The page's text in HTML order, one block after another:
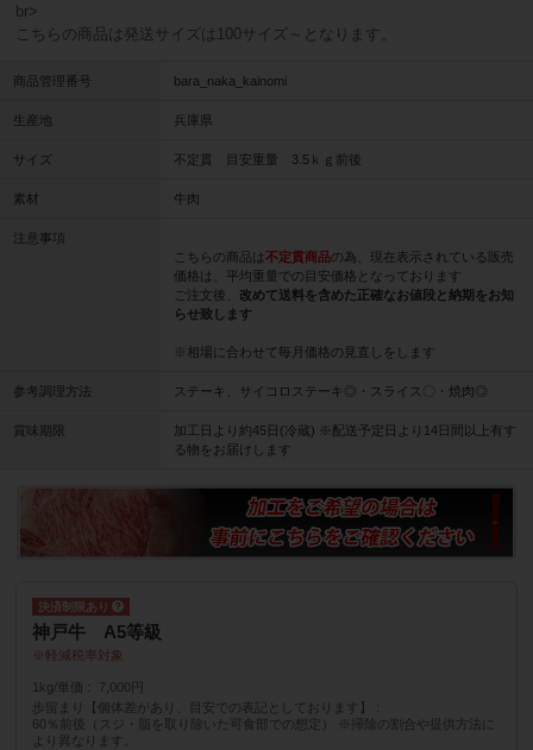
br>
こちらの商品は発送サイズは100サイズ～となります。
商品管理番号 bara_naka_kainomi
生産地 兵庫県
サイズ 不定貫 目安重量 3.5ｋｇ前後
素材 牛肉
注意事項
こちらの商品は不定貫商品の為、現在表示されている販売
価格は、平均重量での目安価格となっております
ご注文後、 改めて送料を含めた正確なお値段と納期をお知
らせ致します
※相場に合わせて毎月価格の見直しをします
参考調理方法 ステーキ、サイコロステーキ◎・スライス〇・焼肉◎
賞味期限
加工日より約45日(冷蔵) ※配送予定日より14日間以上有す
る物をお届けします
神戸牛 A5等級
軽減税率対象
1kg/単価
7,000円
歩留まり【個体差があり、目安での表記としております】
60％前後（スジ・脂を取り除いた可食部での想定） ※掃除の割合や提供方法に
より異なります。